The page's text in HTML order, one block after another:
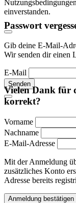
einverstanden.
Passwort
Gib deine E-Mail-
Wir senden dir einen
E-Mail
Senden
Vielen Dank für
korrekt?
Vorname
Nachname
E-Mail-Adresse
Mit der Anmeldung
zusätzliches Konto
Adresse bereits
Anmeldung bestätigen